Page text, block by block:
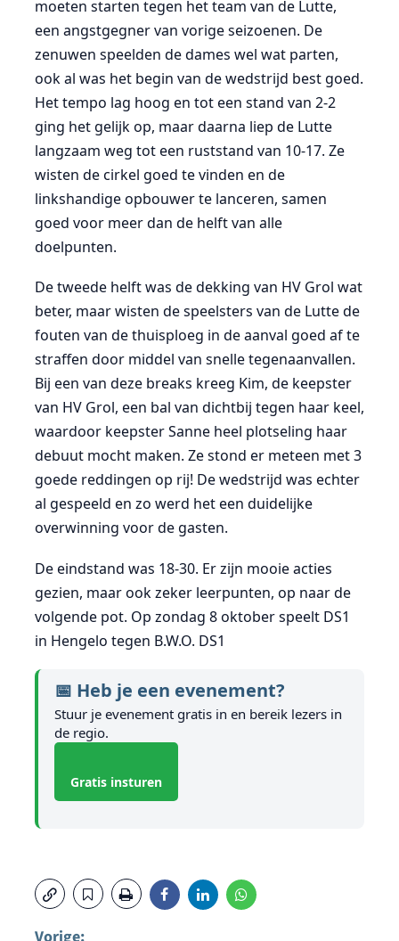
moeten starten tegen het team van de Lutte,
een angstgegner van vorige seizoenen. De
zenuwen speelden de dames wel wat parten,
ook al was het begin van de wedstrijd best goed.
Het tempo lag hoog en tot een stand van 2-2
ging het gelijk op, maar daarna liep de Lutte
langzaam weg tot een ruststand van 10-17. Ze
wisten de cirkel goed te vinden en de
linkshandige opbouwer te lanceren, samen
goed voor meer dan de helft van alle
doelpunten.
De tweede helft was de dekking van HV Grol wat
beter, maar wisten de speelsters van de Lutte de
fouten van de thuisploeg in de aanval goed af te
straffen door middel van snelle tegenaanvallen.
Bij een van deze breaks kreeg Kim, de keepster
van HV Grol, een bal van dichtbij tegen haar keel,
waardoor keepster Sanne heel plotseling haar
debuut mocht maken. Ze stond er meteen met 3
goede reddingen op rij! De wedstrijd was echter
al gespeeld en zo werd het een duidelijke
overwinning voor de gasten.
De eindstand was 18-30. Er zijn mooie acties
gezien, maar ook zeker leerpunten, op naar de
volgende pot. Op zondag 8 oktober speelt DS1
in Hengelo tegen B.W.O. DS1
📅 Heb je een evenement?
Stuur je evenement gratis in en bereik lezers in
de regio.
Gratis insturen